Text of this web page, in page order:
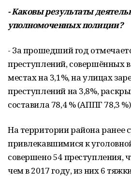
- Каковы результаты
уполномоченных полиции?
- За прошедший год
преступлений, совершённых
местах на 3,1%, на улицах
преступлений на 3,8%,
составила 78,4 % (АППГ 78,3
На территории района
привлекавшимися к
совершено 54 преступле­ния,
чем в 2017 году, из них 6